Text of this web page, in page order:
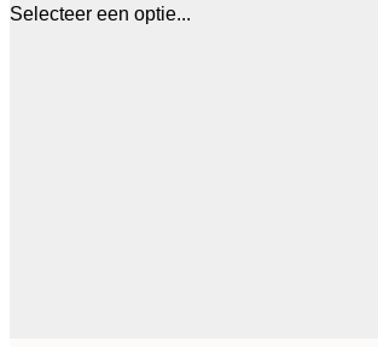
Selecteer een optie...